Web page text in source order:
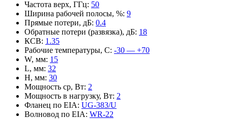
Частота верх, ГГц: 50
Ширина рабочей полосы, %: 9
Прямые потери, дБ: 0.4
Обратные потери (развязка), дБ: 18
КСВ: 1.35
Рабочие температуры, С: -30 — +70
W, мм: 15
L, мм: 32
H, мм: 30
Мощность ср, Вт: 2
Мощность в нагрузку, Вт: 2
Фланец по EIA: UG-383/U
Волновод по EIA: WR-22